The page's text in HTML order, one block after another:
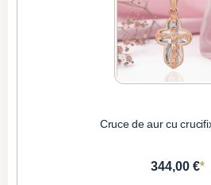
Cruce de aur cu
344,00 €*